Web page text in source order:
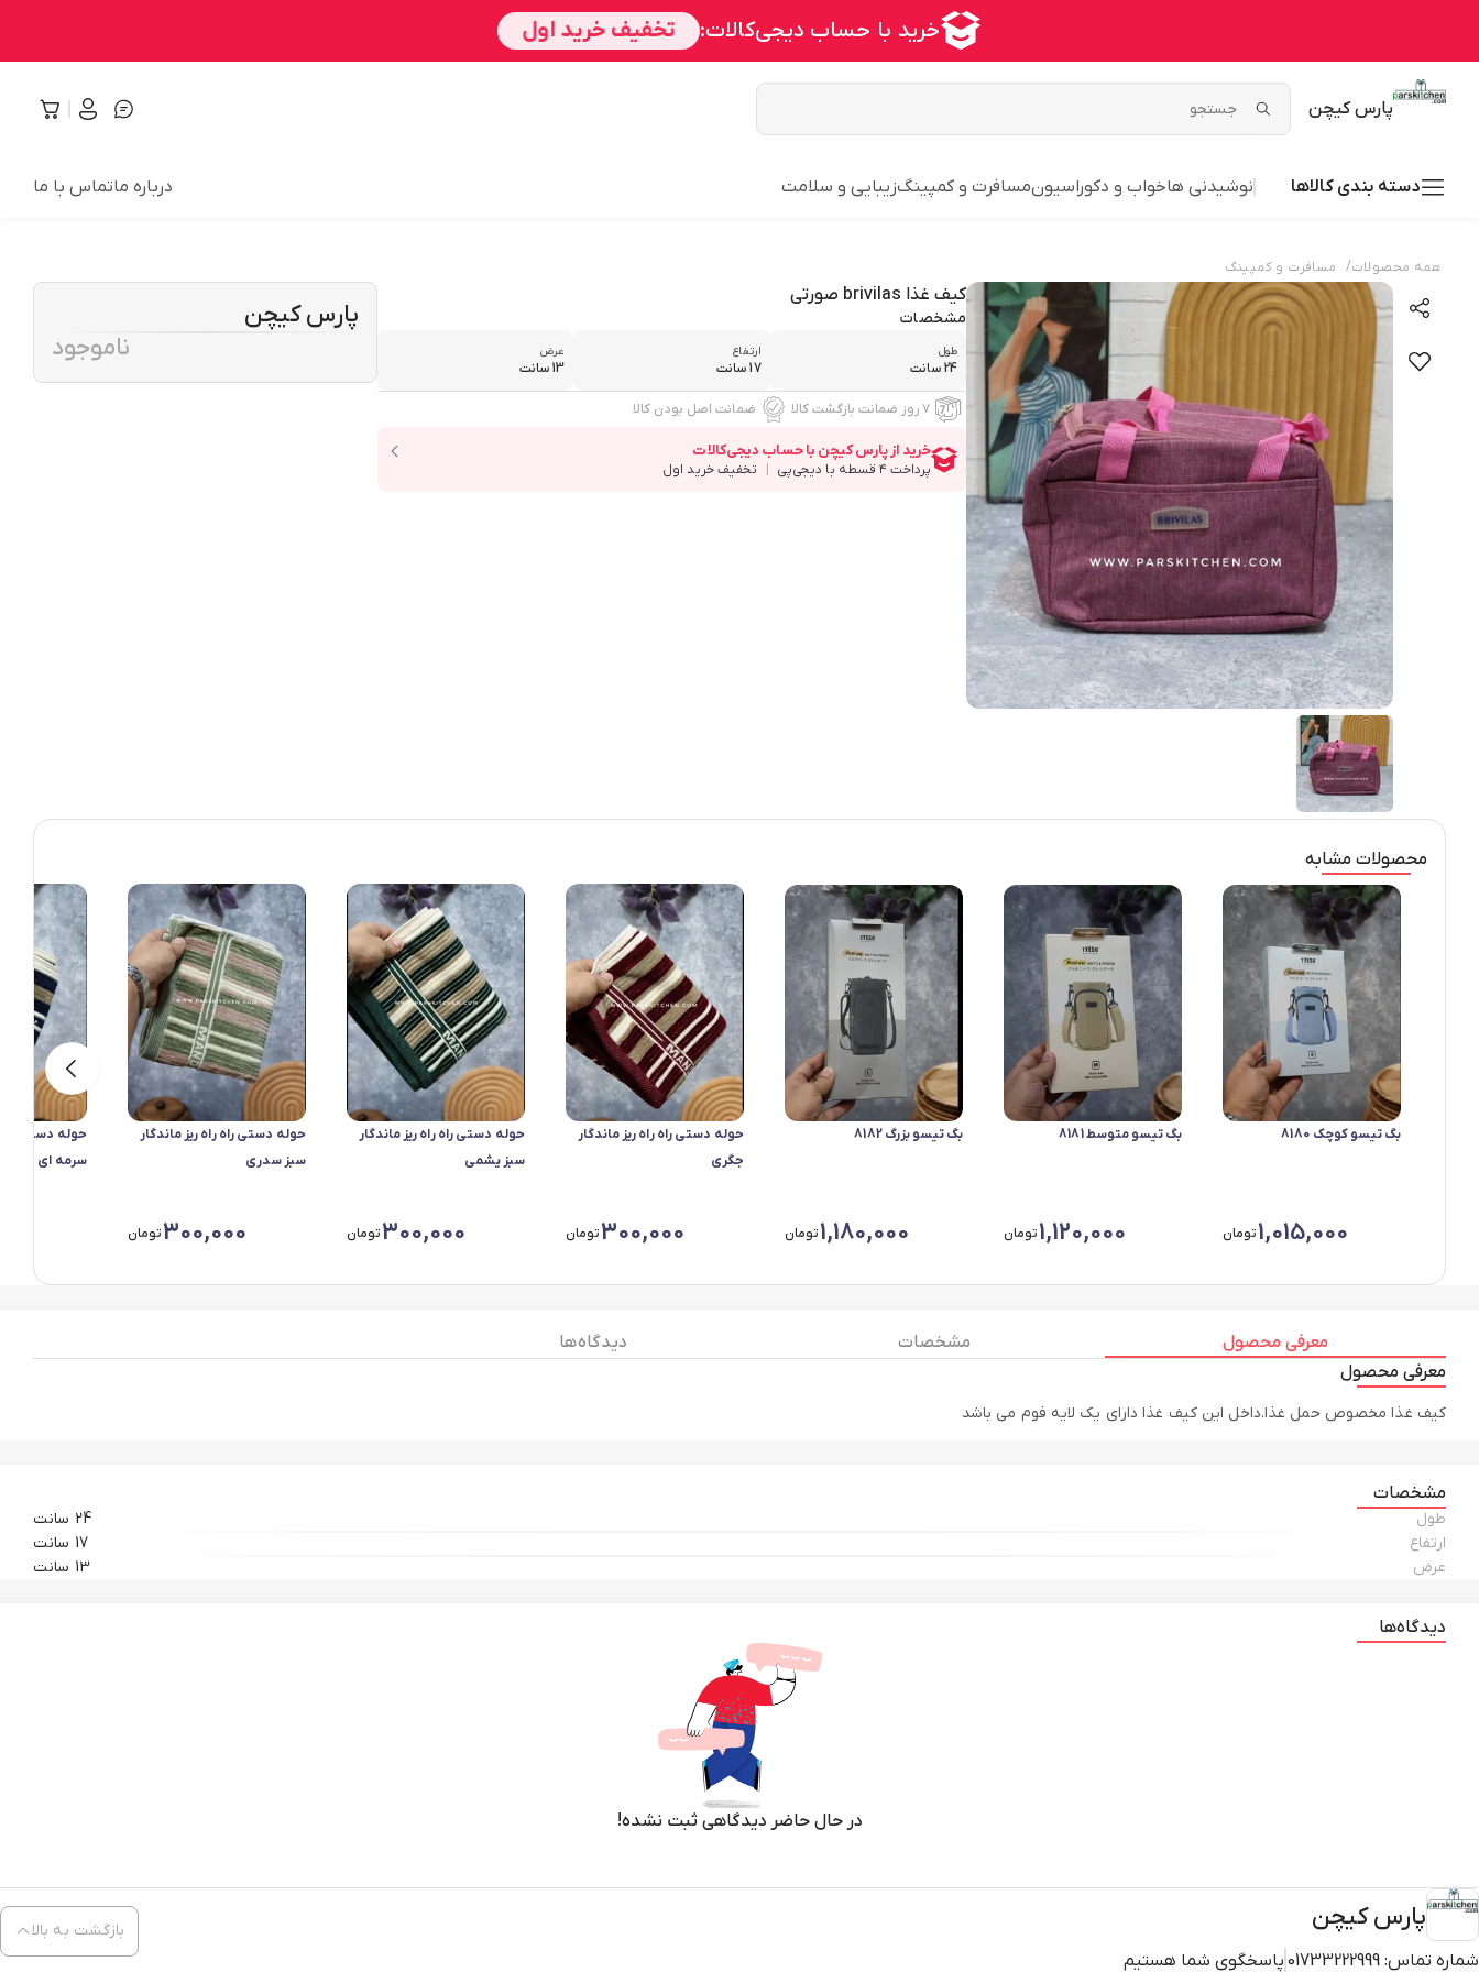
پارس کیچن
دسته بندی کالاها نوشیدنی هاخواب و دکوراسیونمسافرت و کمپینگزیبایی و سلامت درباره ماتماس با ما
همه محصولات/ مسافرت و کمپینگ
کیف غذا brivilas صورتی
مشخصات
طول
24 سانت
ارتفاع
17 سانت
عرض
13 سانت
۷ روز ضمانت بازگشت کالا ضمانت اصل بودن کالا
پارس کیچن
ناموجود
محصولات مشابه
بگ تیسو کوچک 8180
1,015,000تومان
بگ تیسو متوسط 8181
1,120,000تومان
بگ تیسو بزرگ 8182
1,180,000تومان
حوله دستی راه راه ریز ماندگار
جگری
300,000تومان
حوله دستی راه راه ریز ماندگار
سبز یشمی
300,000تومان
حوله دستی راه راه ریز ماندگار
سبز سدری
300,000تومان
حوله دستی راه
سرمه ای
معرفی محصول مشخصات
دیدگاه ها
معرفی محصول
کیف غذا مخصوص حمل غذا.داخل این کیف غذا دارای یک لایه فوم می باشد
مشخصات
طول
24 سانت
ارتفاع
17 سانت
عرض
13 سانت
دیدگاه‌ها
در حال حاضر دیدگاهی ثبت نشده!
پارس کیچن
شماره تماس: 01733222999 پاسخگوی شما هستیم
بازگشت به بالا